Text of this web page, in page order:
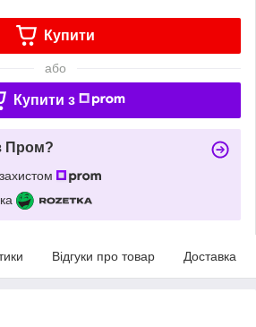
Купити
або
Купити з
Пром?
Відгуки про товар Доставка